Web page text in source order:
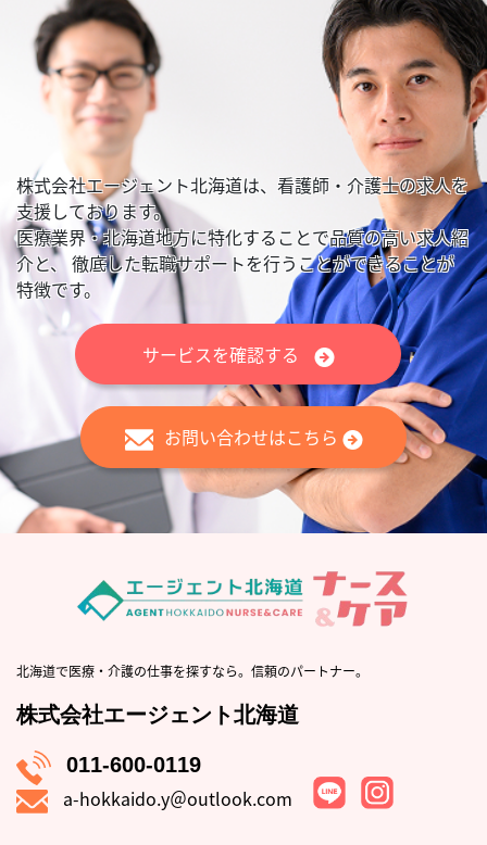
株式会社エージェント北海道は、看護師・介護士の求人を
支援しております。
医療業界・北海道地方に特化することで品質の高い求人紹
介と、 徹底した転職サポートを行うことができることが
特徴です。
サービスを確認する
お問い合わせはこちら
北海道で医療・介護の仕事を探すなら。信頼のパートナー。
株式会社エージェント北海道
011-600-0119
a-hokkaido.y＠outlook.com